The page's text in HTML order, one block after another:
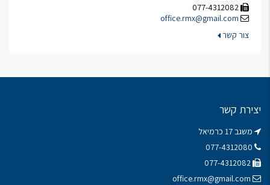
office.rmx@gmail.com
צור קשר
יצירת קשר
משגב 17 כרמיאל
office.rmx@gmail.com